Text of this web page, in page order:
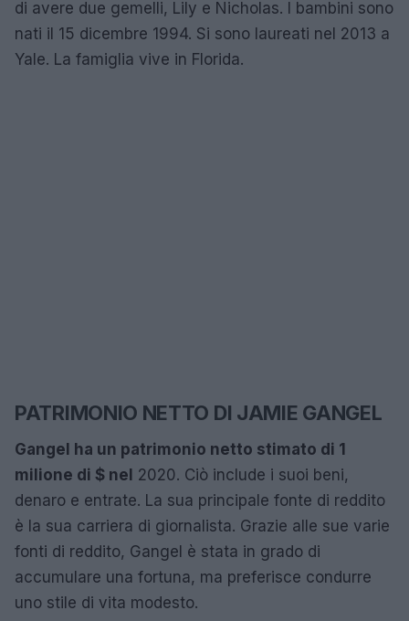
di avere due gemelli, Lily e Nicholas. I bambini sono
nati il 15 dicembre 1994. Si sono laureati nel 2013 a
Yale. La famiglia vive in Florida.
PATRIMONIO NETTO DI JAMIE GANGEL
Gangel ha un patrimonio netto stimato di 1
milione di $ nel 2020. Ciò include i suoi beni,
denaro e entrate. La sua principale fonte di reddito
è la sua carriera di giornalista. Grazie alle sue varie
fonti di reddito, Gangel è stata in grado di
accumulare una fortuna, ma preferisce condurre
uno stile di vita modesto.